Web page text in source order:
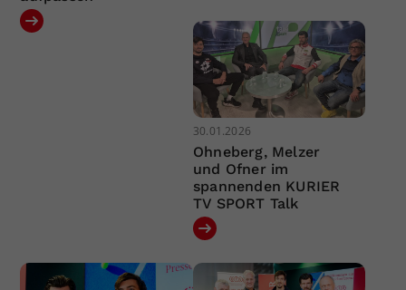
30.01.2026
Ohneberg, Melzer
und Ofner im
spannenden KURIER
TV SPORT Talk